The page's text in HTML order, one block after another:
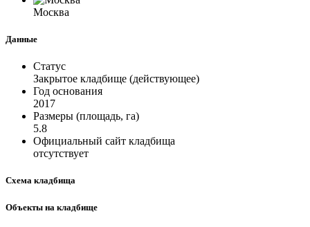
Москва
Данные
Статус
Закрытое кладбище (действующее)
Год основания
2017
Размеры (площадь, га)
5.8
Официальный сайт кладбища
отсутствует
Схема кладбища
Объекты на кладбище